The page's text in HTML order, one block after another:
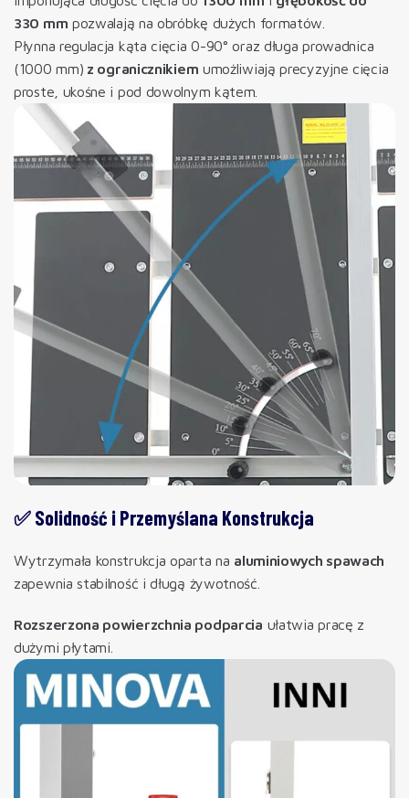
330 mm pozwalają na obróbkę dużych formatów.
Płynna regulacja kąta cięcia 0-90° oraz długa prowadnica
(1000 mm) z ogranicznikiem umożliwiają precyzyjne cięcia
proste, ukośne i pod dowolnym kątem.
✅ Solidność i Przemyślana Konstrukcja
Wytrzymała konstrukcja oparta na aluminiowych spawach
zapewnia stabilność i długą żywotność.
Rozszerzona powierzchnia podparcia ułatwia pracę z
dużymi płytami.